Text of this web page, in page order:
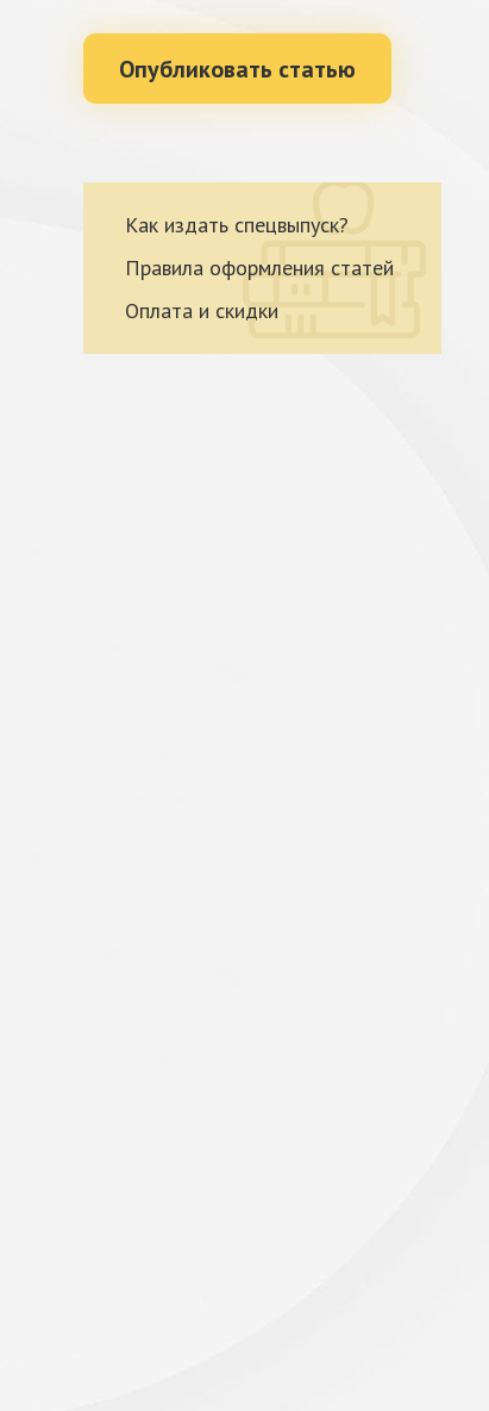
Опубликовать статью
Как издать спецвыпуск?
Правила оформления статей
Оплата и скидки